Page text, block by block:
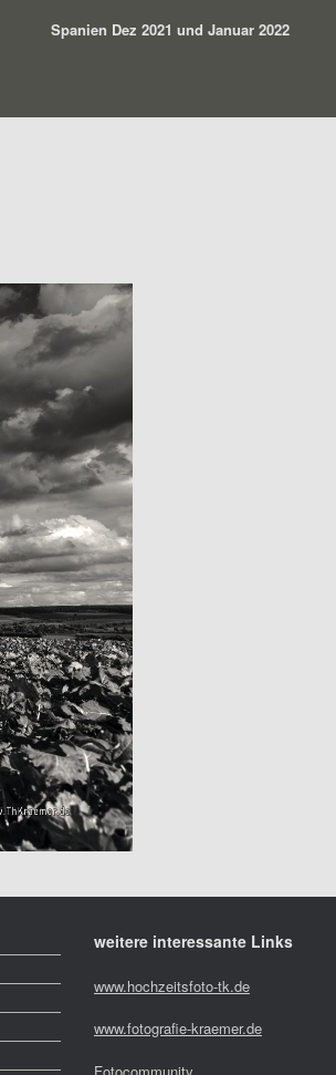
Spanien Dez 2021 und Januar 2022
weitere interessante Links
www.hochzeitsfoto-tk.de
www.fotografie-kraemer.de